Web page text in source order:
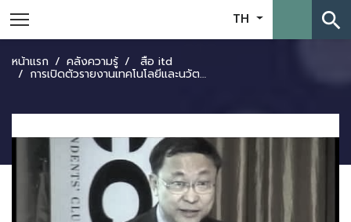
TH search
หน้าแรก คลังความรู้ สื่อ itd
การเปิดตัวรายงานเทคโนโลยีและนวัตกรรม 2012